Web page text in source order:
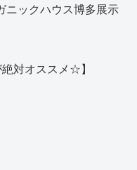
ックハウス博多展示
対オススメ☆】